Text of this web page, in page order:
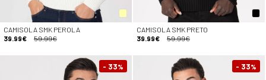
CAMISOLA SMK PEROLA
39.99€
59.99€
CAMISOLA SMK PRETO
39.99€
59.99€
- 33% - 33%